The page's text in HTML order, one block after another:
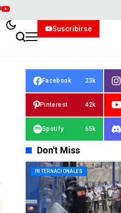
Suscribirse
Facebook 23k
Pinterest 42k
Spotify 65k
Don't Miss
INTERNACIONALES